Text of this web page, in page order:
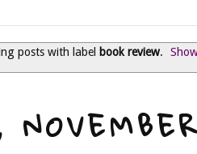
posts with label book review.